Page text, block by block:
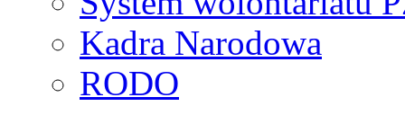
Kadra Narodowa
RODO